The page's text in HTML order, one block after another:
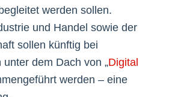
werden sollen.
und Handel sowie der
sollen künftig bei
dem Dach von „Digital
werden – eine